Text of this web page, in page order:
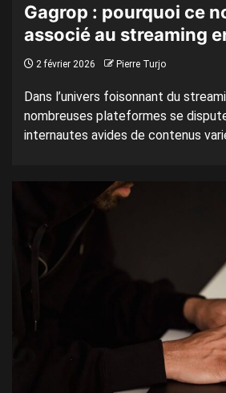
Gagrop : pourquoi ce
associé au streaming
2 février 2026 Pierre Turjo
Dans l’univers foisonnant du
nombreuses plateformes se
internautes avides de contenus